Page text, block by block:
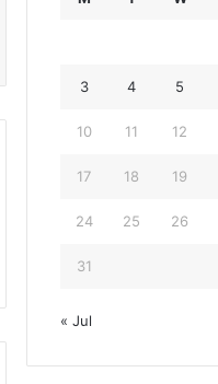
3 4 5
10 11 12
17 18 19
24 25 26
31
« Jul